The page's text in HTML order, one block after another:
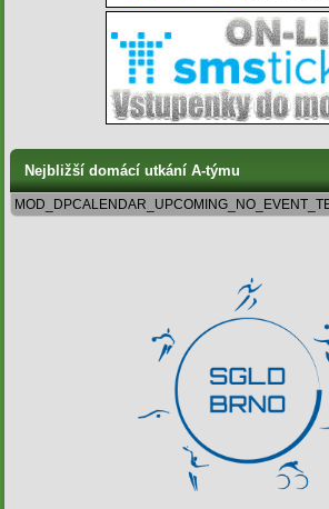
Nejbližší domácí utkání A-týmu